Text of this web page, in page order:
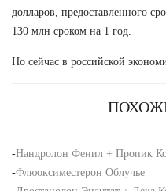
долларов, предоставленного
130 млн сроком на 1 год.
Но сейчас в российской
-Нандролон Фенил + Пропик
-Флюоксиместерон Облучье